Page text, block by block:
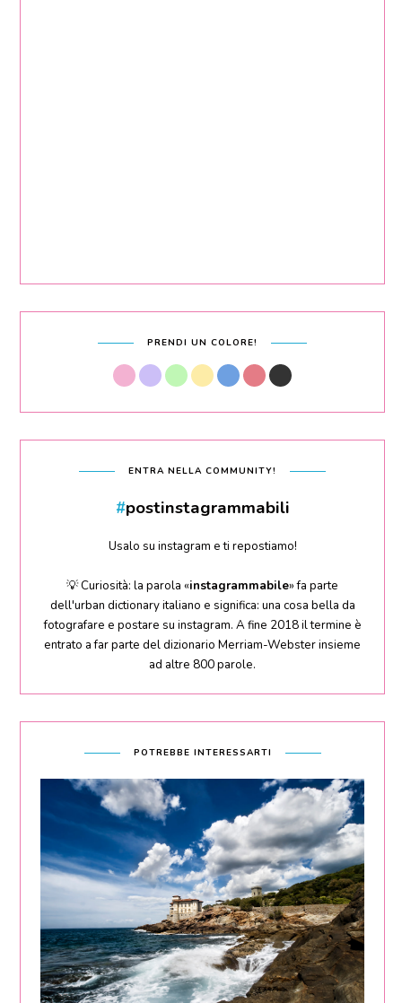
PRENDI UN COLORE!
ENTRA NELLA COMMUNITY!
#postinstagrammabili
Usalo su instagram e ti repostiamo!
💡 Curiosità: la parola «instagrammabile» fa parte
dell'urban dictionary italiano e significa: una cosa bella da
fotografare e postare su instagram. A fine 2018 il termine è
entrato a far parte del dizionario Merriam-Webster insieme
ad altre 800 parole.
POTREBBE INTERESSARTI